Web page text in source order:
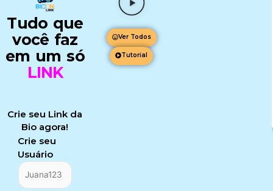
Tudo que
você faz
em um só
LINK
Crie seu Link da
Bio agora!
Crie seu
Usuário*fds
Imagem
Layout
e
Ver Todos
Tutorial